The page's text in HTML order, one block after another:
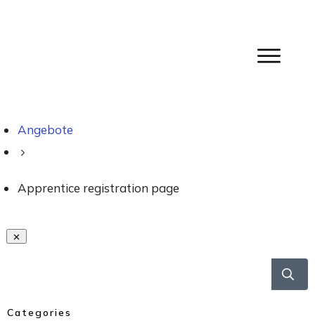
Angebote
Apprentice registration page
Categories